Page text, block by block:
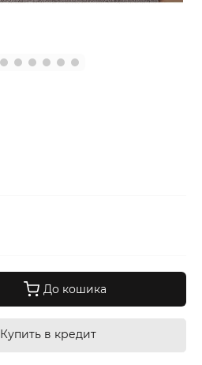
До кошика
Купить в кредит